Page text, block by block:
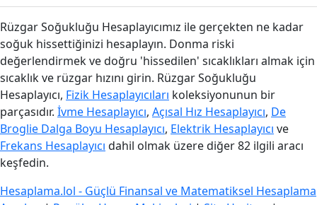
Rüzgar Soğukluğu Hesaplayıcımız ile gerçekten ne kadar
soğuk hissettiğinizi hesaplayın. Donma riski
değerlendirmek ve doğru 'hissedilen' sıcaklıkları almak için
sıcaklık ve rüzgar hızını girin. Rüzgar Soğukluğu
Hesaplayıcı, Fizik Hesaplayıcıları koleksiyonunun bir
parçasıdır. İvme Hesaplayıcı, Açısal Hız Hesaplayıcı, De
Broglie Dalga Boyu Hesaplayıcı, Elektrik Hesaplayıcı ve
Frekans Hesaplayıcı dahil olmak üzere diğer 82 ilgili aracı
keşfedin.
Hesaplama.lol - Güçlü Finansal ve Matematiksel Hesaplama